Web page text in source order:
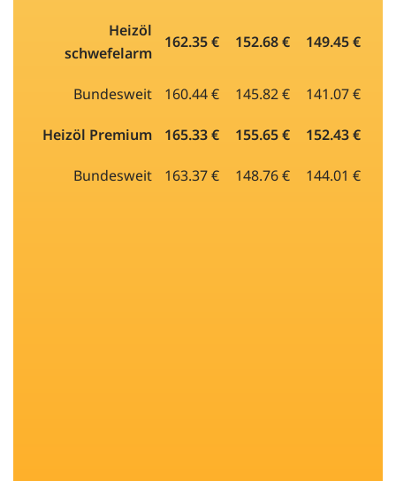
Heizöl
schwefelarm
162.35 € 152.68 € 149.45 €
Bundesweit 160.44 € 145.82 € 141.07 €
Heizöl Premium 165.33 € 155.65 € 152.43 €
Bundesweit 163.37 € 148.76 € 144.01 €